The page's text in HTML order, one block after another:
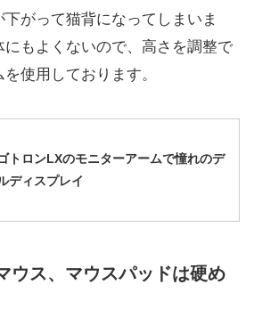
がって猫背になってしまいま
もよくないので、高さを調整で
使用しております。
トロンLXのモニターアームで憧れのデ
ディスプレイ
ウス、マウスパッドは硬め